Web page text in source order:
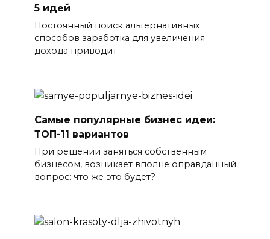
5 идей
Постоянный поиск альтернативных
способов заработка для увеличения
дохода приводит
Самые популярные бизнес идеи:
ТОП-11 вариантов
При решении заняться собственным
бизнесом, возникает вполне оправданный
вопрос: что же это будет?